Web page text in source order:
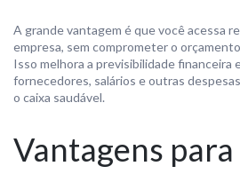
A grande vantagem é que você acessa
empresa, sem comprometer o
Isso melhora a previsibilidade financeira
fornecedores, salários e outras
o caixa saudável.
Vantagens para